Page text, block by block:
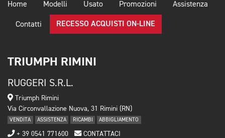
Home Modelli Usato Promozioni Assistenza
Contatti RECESSO ACQUISTI ON-LINE
TRIUMPH RIMINI
RUGGERI S.R.L.
Triumph Rimini
Via Circonvallazione Nuova, 31 Rimini (RN)
VENDITA ASSISTENZA RICAMBI ABBIGLIAMENTO
+ 39 0541 771600 CONTATTACI